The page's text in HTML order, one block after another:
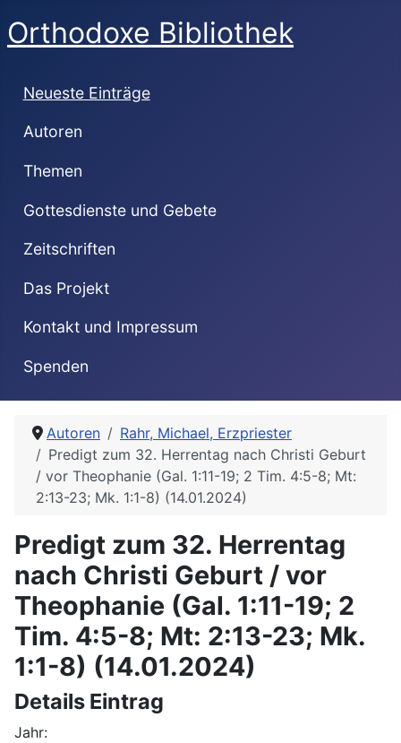
Orthodoxe Bibliothek
Neueste Einträge
Autoren
Themen
Gottesdienste und Gebete
Zeitschriften
Das Projekt
Kontakt und Impressum
Spenden
Autoren
Rahr, Michael, Erzpriester
Predigt zum 32. Herrentag nach Christi Geburt
/ vor Theophanie (Gal. 1:11-19; 2 Tim. 4:5-8; Mt:
2:13-23; Mk. 1:1-8) (14.01.2024)
Predigt zum 32. Herrentag
nach Christi Geburt / vor
Theophanie (Gal. 1:11-19; 2
Tim. 4:5-8; Mt: 2:13-23; Mk.
1:1-8) (14.01.2024)
Details Eintrag
Jahr: